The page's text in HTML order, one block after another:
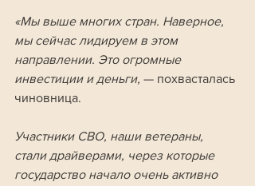
«Мы выше многих стран. Наверное,
мы сейчас лидируем в этом
направлении. Это огромные
инвестиции и деньги, — похвасталась
чиновница.
Участники СВО, наши ветераны,
стали драйверами, через которые
государство начало очень активно